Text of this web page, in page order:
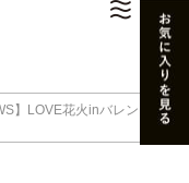
】LOVE花火inバレンタ